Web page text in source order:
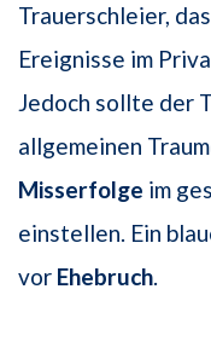
Trauerschleier,
Ereignisse im
Jedoch sollte der
allgemeinen
Misserfolge im
einstellen. Ein
vor Ehebruch.